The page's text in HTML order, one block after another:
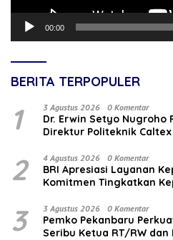
00:00
BERITA TERPOPULER
1 3 Agustus 2026 0 Komentar
‎Dr. Erwin Setyo Nugroho
Direktur Politeknik
2 4 Agustus 2026 0 Komentar
BRI Apresiasi Layanan
Komitmen Tingkatkan
3 3 Agustus 2026 0 Komentar
Pemko Pekanbaru
Seribu Ketua RT/RW